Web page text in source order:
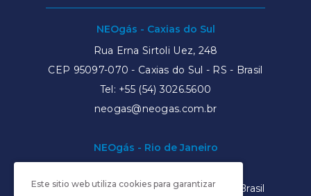
NEOgás - Caxias do Sul
Rua Erna Sirtoli Uez, 248
CEP 95097-070 - Caxias do Sul - RS - Brasil
Tel: +55 (54) 3026.5600
neogas@neogas.com.br
NEOgás - Rio de Janeiro
CEP 20010-903- Rio de Janeiro - RJ - Brasil
Este sitio web utiliza cookies para garantizar